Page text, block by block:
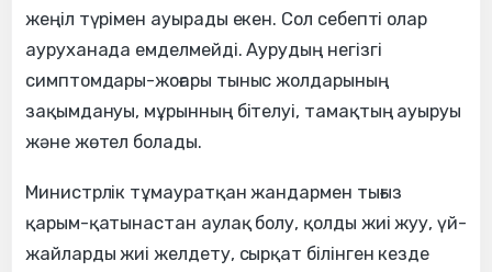
жеңіл түрімен ауырады екен. Сол себепті олар
ауруханада емделмейді. Аурудың негізгі
симптомдары-жоғары тыныс жолдарының
зақымдануы, мұрынның бітелуі, тамақтың ауыруы
және жөтел болады.
Министрлік тұмауратқан жандармен тығыз
қарым-қатынастан аулақ болу, қолды жиі жуу, үй-
жайларды жиі желдету, сырқат білінген кезде